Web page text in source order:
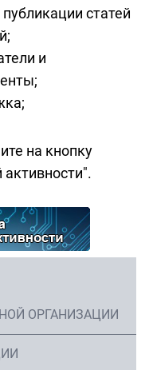
статей
и
на кнопку
ОРГАНИЗАЦИИ